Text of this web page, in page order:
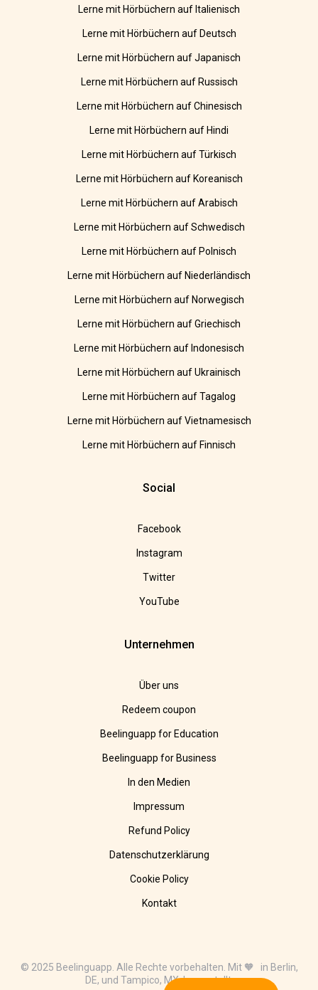
Lerne mit Hörbüchern auf Italienisch
Lerne mit Hörbüchern auf Deutsch
Lerne mit Hörbüchern auf Japanisch
Lerne mit Hörbüchern auf Russisch
Lerne mit Hörbüchern auf Chinesisch
Lerne mit Hörbüchern auf Hindi
Lerne mit Hörbüchern auf Türkisch
Lerne mit Hörbüchern auf Koreanisch
Lerne mit Hörbüchern auf Arabisch
Lerne mit Hörbüchern auf Schwedisch
Lerne mit Hörbüchern auf Polnisch
Lerne mit Hörbüchern auf Niederländisch
Lerne mit Hörbüchern auf Norwegisch
Lerne mit Hörbüchern auf Griechisch
Lerne mit Hörbüchern auf Indonesisch
Lerne mit Hörbüchern auf Ukrainisch
Lerne mit Hörbüchern auf Tagalog
Lerne mit Hörbüchern auf Vietnamesisch
Lerne mit Hörbüchern auf Finnisch
Social
Facebook
Instagram
Twitter
YouTube
Unternehmen
Über uns
Redeem coupon
Beelinguapp for Education
Beelinguapp for Business
In den Medien
Impressum
Refund Policy
Datenschutzerklärung
Cookie Policy
Kontakt
© 2025 Beelinguapp. Alle Rechte vorbehalten. Mit 🧡 in Berlin,
DE, und Tampico, MX, hergestellt.